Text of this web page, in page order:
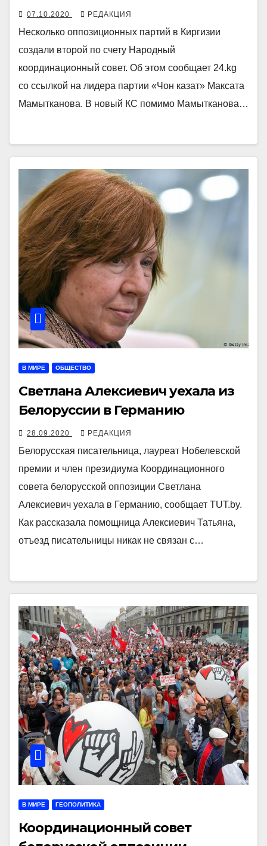
07.10.2020 РЕДАКЦИЯ
Несколько оппозиционных партий в Киргизии
создали второй по счету Народный
координационный совет. Об этом сообщает 24.kg
со ссылкой на лидера партии «Чон казат» Максата
Мамытканова. В новый КС помимо Мамытканова…
В МИРЕ ОБЩЕСТВО
Светлана Алексиевич уехала из
Белоруссии в Германию
28.09.2020 РЕДАКЦИЯ
Белорусская писательница, лауреат Нобелевской
премии и член президиума Координационного
совета белорусской оппозиции Светлана
Алексиевич уехала в Германию, сообщает TUT.by.
Как рассказала помощница Алексиевич Татьяна,
отъезд писательницы никак не связан с…
В МИРЕ ГЕОПОЛИТИКА
Координационный совет